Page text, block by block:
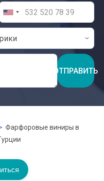
ОТПРАВИТЬ
Фарфоровые виниры в